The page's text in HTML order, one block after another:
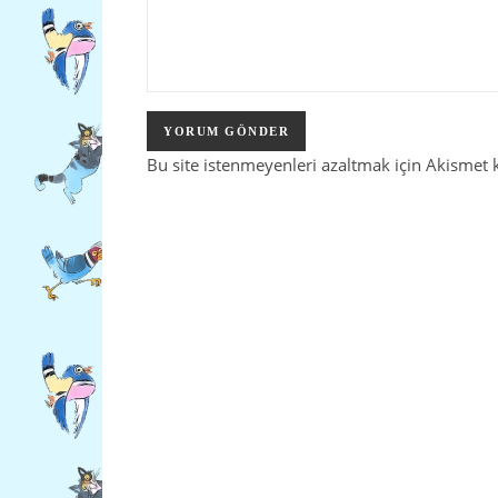
Bu site istenmeyenleri azaltmak için Akismet